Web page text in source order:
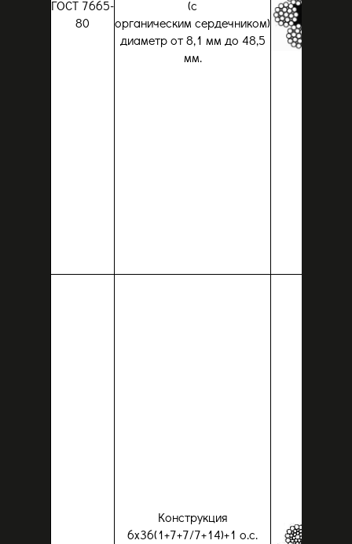
ГОСТ 7665-
80
(с
органическим сердечником)
диаметр от 8,1 мм до 48,5
мм.
Конструкция
6х36(1+7+7/7+14)+1 о.с.